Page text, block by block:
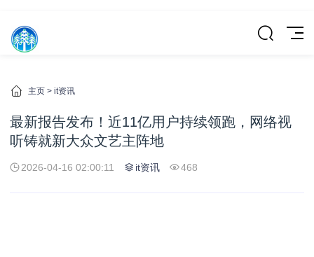
主页 > it资讯
最新报告发布！近11亿用户持续领跑，网络视
听铸就新大众文艺主阵地
2026-04-16 02:00:11 it资讯 468